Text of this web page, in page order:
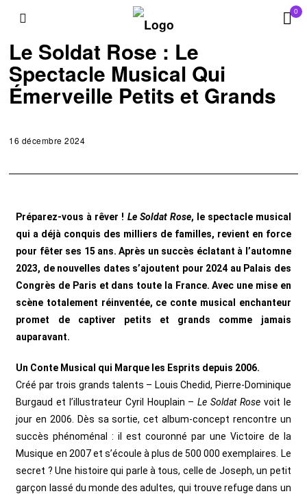
0
CULTURE EXPOSITIONS & SPECTACLES
Le Soldat Rose : Le
Spectacle Musical Qui
Émerveille Petits et Grands
16 décembre 2024
Préparez-vous à rêver ! Le Soldat Rose, le spectacle musical
qui a déjà conquis des milliers de familles, revient en force
pour fêter ses 15 ans. Après un succès éclatant à l’automne
2023, de nouvelles dates s’ajoutent pour 2024 au Palais des
Congrès de Paris et dans toute la France. Avec une mise en
scène totalement réinventée, ce conte musical enchanteur
promet de captiver petits et grands comme jamais
auparavant.
Un Conte Musical qui Marque les Esprits depuis 2006.
Créé par trois grands talents – Louis Chedid, Pierre-Dominique
Burgaud et l’illustrateur Cyril Houplain –Le Soldat Rosevoit le
jour en 2006. Dès sa sortie, cet album-concept rencontre un
succès phénoménal : il est couronné par une Victoire de la
Musique en 2007 et s’écoule à plus de 500 000 exemplaires.
Le
secret ? Une histoire qui parle à tous, celle de Joseph, un petit
garçon lassé du monde des adultes, qui trouve refuge dans un